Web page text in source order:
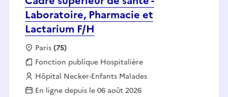
Laboratoire, Pharmacie et
Lactarium F/H
Localisation :
Paris(75)
Fonction publique :
Fonction publique Hospitalière
Employeur :
Hôpital Necker-Enfants Malades
En ligne depuis le 06 août 2026